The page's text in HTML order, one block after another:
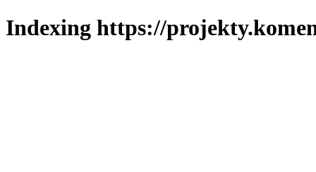
Indexing https://